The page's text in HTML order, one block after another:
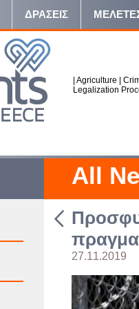
ΔΡΑΣΕΙΣ
Agriculture
Legalization
All
27.11.2019